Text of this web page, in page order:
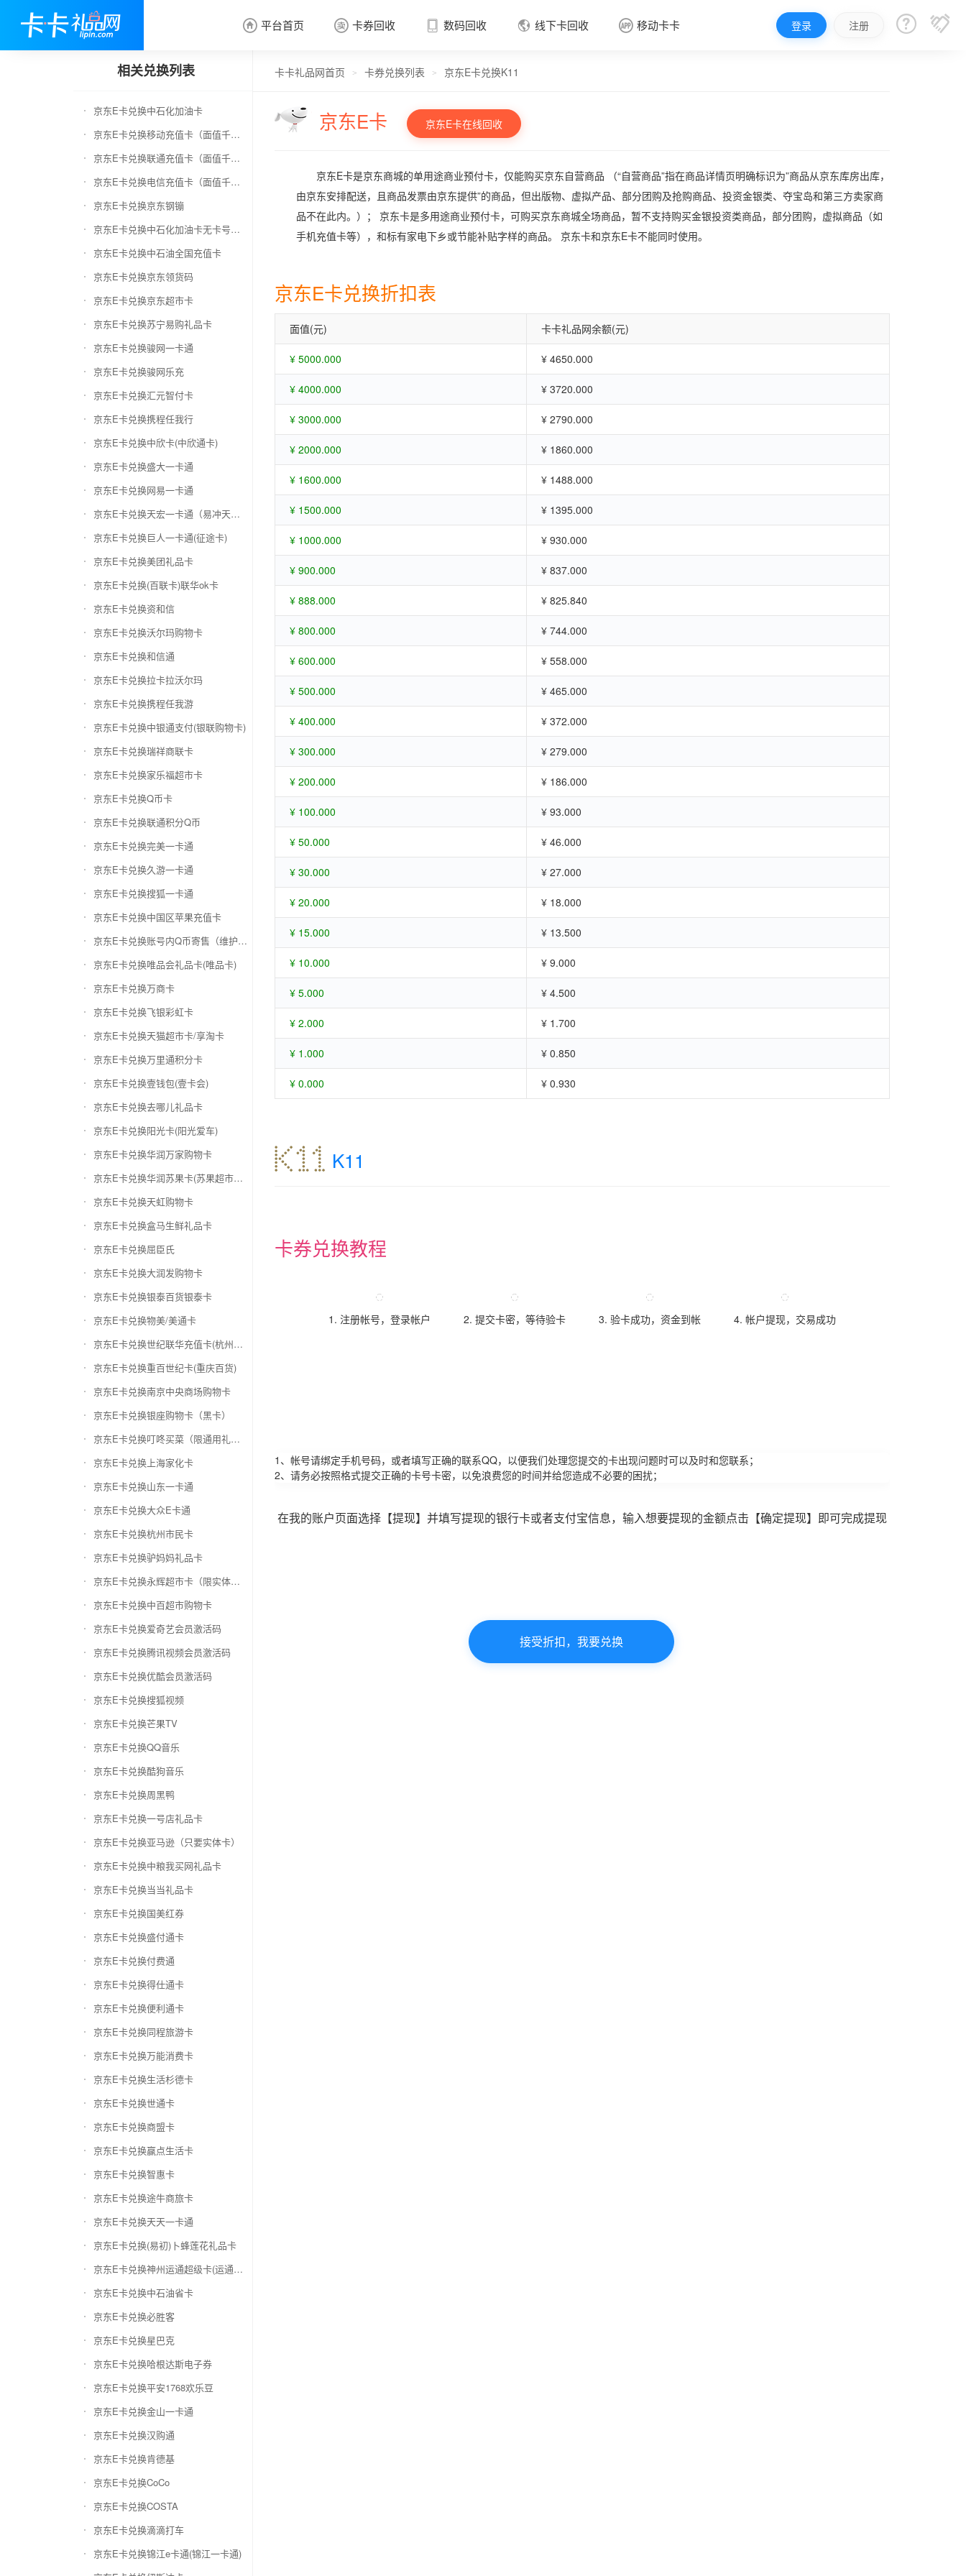
 平台首页  卡券回收
 卡券回收
 数码回收  线下卡回收  移动卡卡 登录 注册  
相关兑换列表
京东E卡兑换中石化加油卡
京东E卡兑换移动充值卡（面值千万别选错）
京东E卡兑换联通充值卡（面值千万别选错）
京东E卡兑换电信充值卡（面值千万别选错）
京东E卡兑换京东钢镚
京东E卡兑换中石化加油卡无卡号（面值千万别选错）
京东E卡兑换中石油全国充值卡
京东E卡兑换京东领货码
京东E卡兑换京东超市卡
京东E卡兑换苏宁易购礼品卡
京东E卡兑换骏网一卡通
京东E卡兑换骏网乐充
京东E卡兑换汇元智付卡
京东E卡兑换携程任我行
京东E卡兑换中欣卡(中欣通卡)
京东E卡兑换盛大一卡通
京东E卡兑换网易一卡通
京东E卡兑换天宏一卡通（易冲天宏卡）
京东E卡兑换巨人一卡通(征途卡)
京东E卡兑换美团礼品卡
京东E卡兑换(百联卡)联华ok卡
京东E卡兑换资和信
京东E卡兑换沃尔玛购物卡
京东E卡兑换和信通
京东E卡兑换拉卡拉沃尔玛
京东E卡兑换携程任我游
京东E卡兑换中银通支付(银联购物卡)
京东E卡兑换瑞祥商联卡
京东E卡兑换家乐福超市卡
京东E卡兑换Q币卡
京东E卡兑换联通积分Q币
京东E卡兑换完美一卡通
京东E卡兑换久游一卡通
京东E卡兑换搜狐一卡通
京东E卡兑换中国区苹果充值卡
京东E卡兑换账号内Q币寄售（维护中）
京东E卡兑换唯品会礼品卡(唯品卡)
京东E卡兑换万商卡
京东E卡兑换飞银彩虹卡
京东E卡兑换天猫超市卡/享淘卡
京东E卡兑换万里通积分卡
京东E卡兑换壹钱包(壹卡会)
京东E卡兑换去哪儿礼品卡
京东E卡兑换阳光卡(阳光爱车)
京东E卡兑换华润万家购物卡
京东E卡兑换华润苏果卡(苏果超市卡)（维护 请暂停提交）
京东E卡兑换天虹购物卡
京东E卡兑换盒马生鲜礼品卡
京东E卡兑换屈臣氏
京东E卡兑换大润发购物卡
京东E卡兑换银泰百货银泰卡
京东E卡兑换物美/美通卡
京东E卡兑换世纪联华充值卡(杭州联华)
京东E卡兑换重百世纪卡(重庆百货)
京东E卡兑换南京中央商场购物卡
京东E卡兑换银座购物卡（黑卡）
京东E卡兑换叮咚买菜（限通用礼品卡）
京东E卡兑换上海家化卡
京东E卡兑换山东一卡通
京东E卡兑换大众E卡通
京东E卡兑换杭州市民卡
京东E卡兑换驴妈妈礼品卡
京东E卡兑换永辉超市卡（限实体卡）
京东E卡兑换中百超市购物卡
京东E卡兑换爱奇艺会员激活码
京东E卡兑换腾讯视频会员激活码
京东E卡兑换优酷会员激活码
京东E卡兑换搜狐视频
京东E卡兑换芒果TV
京东E卡兑换QQ音乐
京东E卡兑换酷狗音乐
京东E卡兑换周黑鸭
京东E卡兑换一号店礼品卡
京东E卡兑换亚马逊（只要实体卡）
京东E卡兑换中粮我买网礼品卡
京东E卡兑换当当礼品卡
京东E卡兑换国美红券
京东E卡兑换盛付通卡
京东E卡兑换付费通
京东E卡兑换得仕通卡
京东E卡兑换便利通卡
京东E卡兑换同程旅游卡
京东E卡兑换万能消费卡
京东E卡兑换生活杉德卡
京东E卡兑换世通卡
京东E卡兑换商盟卡
京东E卡兑换赢点生活卡
京东E卡兑换智惠卡
京东E卡兑换途牛商旅卡
京东E卡兑换天天一卡通
京东E卡兑换(易初)卜蜂莲花礼品卡
京东E卡兑换神州运通超级卡(运通网购卡)
京东E卡兑换中石油省卡
京东E卡兑换必胜客
京东E卡兑换星巴克
京东E卡兑换哈根达斯电子券
京东E卡兑换平安1768欢乐豆
京东E卡兑换金山一卡通
京东E卡兑换汉购通
京东E卡兑换肯德基
京东E卡兑换CoCo
京东E卡兑换COSTA
京东E卡兑换滴滴打车
京东E卡兑换锦江e卡通(锦江一卡通)
卡卡礼品网首页 > 卡券兑换列表 > 京东E卡兑换K11
京东E卡 京东E卡在线回收
京东E卡是京东商城的单用途商业预付卡，仅能购买京东自营商品 （“自营商品”指在商品详情页明确标识为”商品从京东库房出库，
由京东安排配送，且商品发票由京东提供”的商品，但出版物、虚拟产品、部分团购及抢购商品、投资金银类、夺宝岛和第三方卖家商
品不在此内。）； 京东卡是多用途商业预付卡，可购买京东商城全场商品，暂不支持购买金银投资类商品，部分团购，虚拟商品（如
手机充值卡等），和标有家电下乡或节能补贴字样的商品。 京东卡和京东E卡不能同时使用。
京东E卡兑换折扣表
面值(元) 卡卡礼品网余额(元)
¥ 5000.000 ¥ 4650.000
¥ 4000.000 ¥ 3720.000
¥ 3000.000 ¥ 2790.000
¥ 2000.000 ¥ 1860.000
¥ 1600.000 ¥ 1488.000
¥ 1500.000 ¥ 1395.000
¥ 1000.000 ¥ 930.000
¥ 900.000 ¥ 837.000
¥ 888.000 ¥ 825.840
¥ 800.000 ¥ 744.000
¥ 600.000 ¥ 558.000
¥ 500.000 ¥ 465.000
¥ 400.000 ¥ 372.000
¥ 300.000 ¥ 279.000
¥ 200.000 ¥ 186.000
¥ 100.000 ¥ 93.000
¥ 50.000 ¥ 46.000
¥ 30.000 ¥ 27.000
¥ 20.000 ¥ 18.000
¥ 15.000 ¥ 13.500
¥ 10.000 ¥ 9.000
¥ 5.000 ¥ 4.500
¥ 2.000 ¥ 1.700
¥ 1.000 ¥ 0.850
¥ 0.000 ¥ 0.930
K11
卡券兑换教程
1. 注册帐号，登录帐户 2. 提交卡密，等待验卡 3. 验卡成功，资金到帐 4. 帐户提现，交易成功
1、帐号请绑定手机号码，或者填写正确的联系QQ，以便我们处理您提交的卡出现问题时可以及时和您联系；
2、请务必按照格式提交正确的卡号卡密，以免浪费您的时间并给您造成不必要的困扰；
在我的账户页面选择【提现】并填写提现的银行卡或者支付宝信息，输入想要提现的金额点击【确定提现】即可完成提现
接受折扣，我要兑换